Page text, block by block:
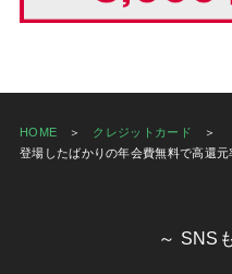
HOME
クレジットカード
登場したばかりの年会費無料で高還元
～ SNS